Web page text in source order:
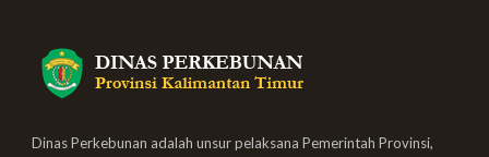
Dinas Perkebunan adalah unsur pelaksana Pemerintah Provinsi,